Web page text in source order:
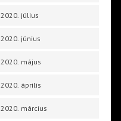
2020. július
2020. június
2020. május
2020. április
2020. március